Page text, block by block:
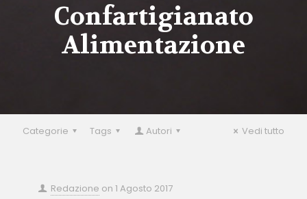
Confartigianato
Alimentazione
Categorie Tags Autori Vedi tutto
Redazione on1 Agosto 2017